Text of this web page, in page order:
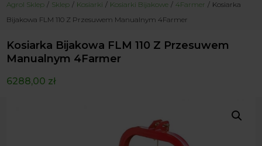
534 853 ... pokaż numer
biuro@ ...
Agrol Sklep Sklep Kosiarki Kosiarki Bijakowe 4Farmer
Kosiarka
Bijakowa FLM 110 Z Przesuwem Manualnym 4Farmer
Kosiarka Bijakowa FLM 110 Z Przesuwem
Manualnym 4Farmer
6288,00 zł